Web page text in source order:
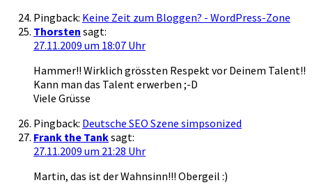
Pingback: Keine Zeit zum Bloggen? - WordPress-Zone
Thorsten sagt:
27.11.2009 um 18:07 Uhr
Hammer!! Wirklich grössten Respekt vor Deinem Talent!!
Kann man das Talent erwerben ;-D
Viele Grüsse
Pingback: Deutsche SEO Szene simpsonized
Frank the Tanksagt:
27.11.2009 um 21:28 Uhr
Martin, das ist der Wahnsinn!!! Obergeil :)